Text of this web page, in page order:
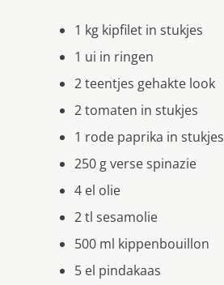
1 kg kipfilet in stukjes
1 ui in ringen
2 teentjes gehakte look
2 tomaten in stukjes
1 rode paprika in stukjes
250 g verse spinazie
4 el olie
2 tl sesamolie
500 ml kippenbouillon
5 el pindakaas